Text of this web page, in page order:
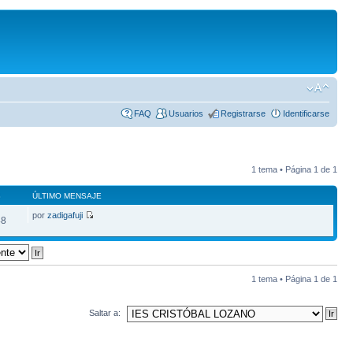
FAQ Usuarios Registrarse Identificarse
1 tema • Página 1 de 1
ÚLTIMO MENSAJE
porzadigafuji
1 tema • Página 1 de 1
Saltar a: